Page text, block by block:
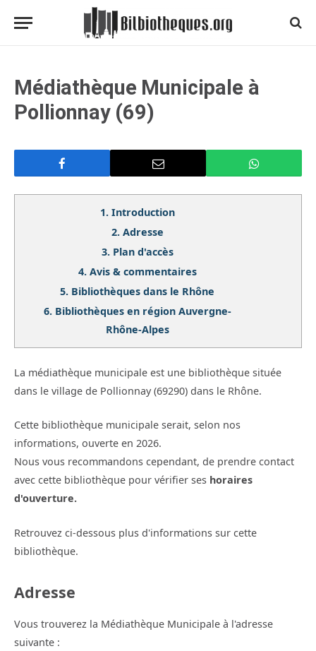
Médiathèque Municipale à
Pollionnay (69)
1. Introduction
2. Adresse
3. Plan d'accès
4. Avis & commentaires
5. Bibliothèques dans le Rhône
6. Bibliothèques en région Auvergne-
Rhône-Alpes
La médiathèque municipale est une bibliothèque située
dans le village de Pollionnay (69290) dans le Rhône.
Cette bibliothèque municipale serait, selon nos
informations, ouverte en 2026.
Nous vous recommandons cependant, de prendre contact
avec cette bibliothèque pour vérifier ses horaires
d'ouverture.
Retrouvez ci-dessous plus d'informations sur cette
bibliothèque.
Adresse
Vous trouverez la Médiathèque Municipale à l'adresse
suivante :